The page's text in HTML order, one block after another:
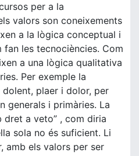
per a la
valors son coneixements
a la lògica conceptual i
les tecnociències. Com
a una lògica qualitativa
Per exemple la
plaer i dolor, per
generals i primàries. La
dret a veto” , com diria
sola no és suficient. Li
amb els valors per ser